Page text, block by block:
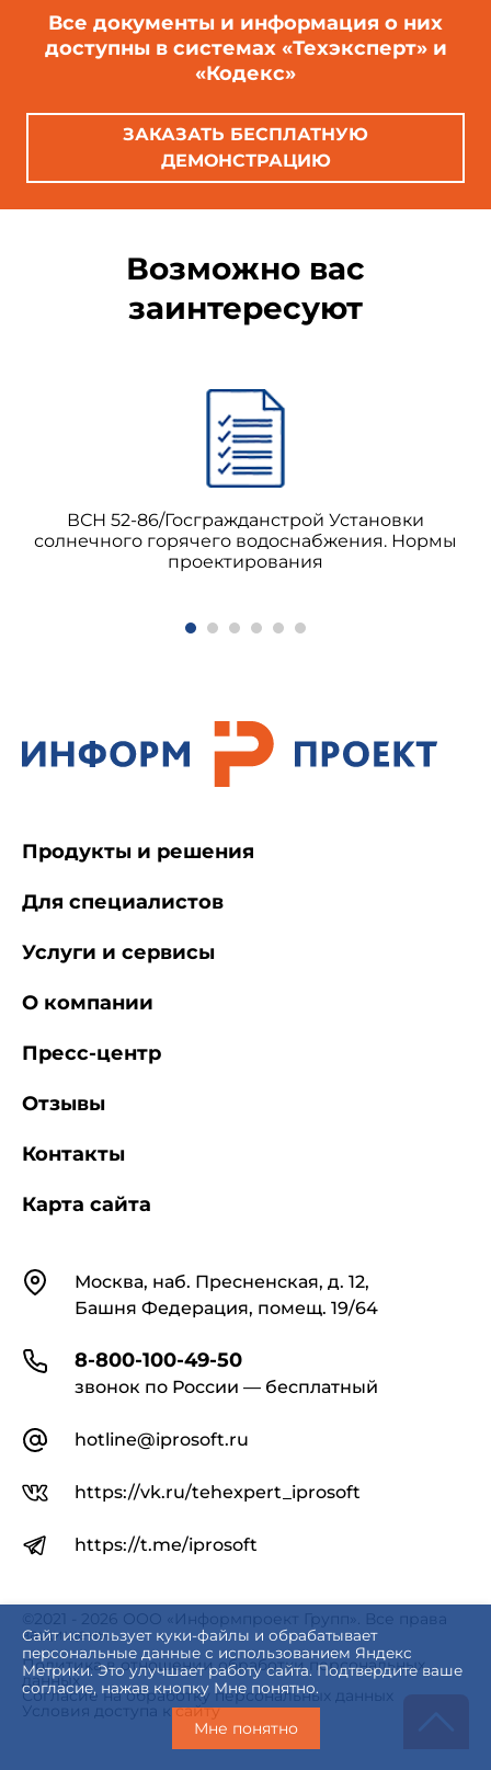
Все документы и информация о них
доступны в системах «Техэксперт» и
«Кодекс»
ЗАКАЗАТЬ БЕСПЛАТНУЮ
ДЕМОНСТРАЦИЮ
Возможно вас
заинтересуют
ВСН 52-86/Госгражданстрой Установки
солнечного горячего водоснабжения. Нормы
проектирования
Сайт использует куки-файлы и обрабатывает
персональные данные с использованием Яндекс
Метрики. Это улучшает работу сайта. Подтвердите ваше
согласие, нажав кнопку Мне понятно.
Мне понятно
КонтактыМосква, наб. Пресненская, д. 12,
Башня Федерация, помещ. 19/64
8-800-100-49-50
звонок по России — бесплатный
hotline@iprosoft.ru
https://vk.ru/tehexpert_iprosoft
https://t.me/iprosoft
Продукты и решения
Для специалистов
Услуги и сервисы
О компании
Пресс-центр
Отзывы
Контакты
Карта сайта
©2021 - 2026 ООО «Информпроект Групп». Все права
защищены.
Политика в отношении обработки персональных
данных
Согласие на обработку персональных данных
Условия доступа к сайту